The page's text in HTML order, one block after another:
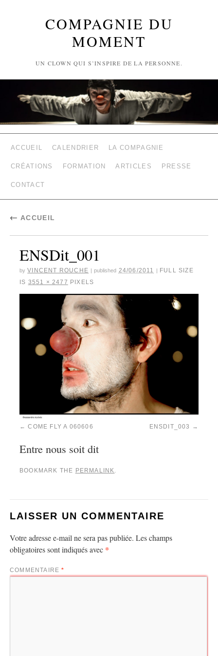
COMPAGNIE DU
MOMENT
UN CLOWN QUI S’INSPIRE DE LA PERSONNE.
ACCUEIL CALENDRIER LA COMPAGNIE
CRÉATIONS FORMATION ARTICLES PRESSE
CONTACT
← ACCUEIL
ENSDit_001
by VINCENT ROUCHE published 24/06/2011
FULL SIZE
IS 3551 × 2477 PIXELS
COME FLY A 060606 ENSDIT_003
Entre nous soit dit
BOOKMARK THE PERMALINK.
LAISSER UN COMMENTAIRE
Votre adresse e-mail ne sera pas publiée. Les champs
obligatoires sont indiqués avec *
COMMENTAIRE*